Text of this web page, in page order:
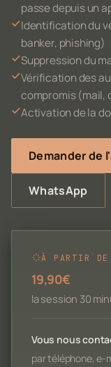
passe depuis un
Identification du
banker, phishing)
Suppression du
Vérification des
compromis (mail,
Activation de la
Demander de
WhatsApp
À PARTIR DE
19,90€
la session 30
Vous nous
par téléphone, e-